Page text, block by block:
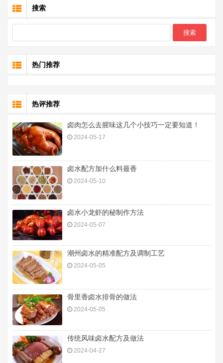
搜索
热门推荐
热评推荐
卤肉怎么去腥味这几个小技巧一定要知道！
2024-05-17
卤水配方加什么料最香
2024-05-10
卤水小龙虾的秘制作方法
2024-05-07
潮州卤水的精准配方及调制工艺
2024-05-05
骨里香卤水排骨的做法
2024-05-05
传统风味卤水配方及做法
2024-04-27